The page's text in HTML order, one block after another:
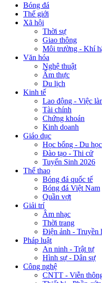
Bóng đá
Thế giới
Xã hội
Thời sự
Giao thông
Môi trường - Khí
Văn hóa
Nghệ thuật
Ẩm thực
Du lịch
Kinh tế
Lao động - Việc
Tài chính
Chứng khoán
Kinh doanh
Giáo dục
Học bổng - Du học
Đào tạo - Thi cử
Tuyển Sinh 2026
Thể thao
Bóng đá quốc tế
Bóng đá Việt Nam
Quần vợt
Giải trí
Âm nhạc
Thời trang
Điện ảnh - Truyền
Pháp luật
An ninh - Trật tự
Hình sự - Dân sự
Công nghệ
CNTT - Viễn